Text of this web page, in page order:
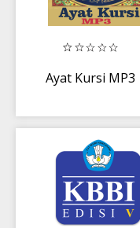
Ayat Kursi MP3